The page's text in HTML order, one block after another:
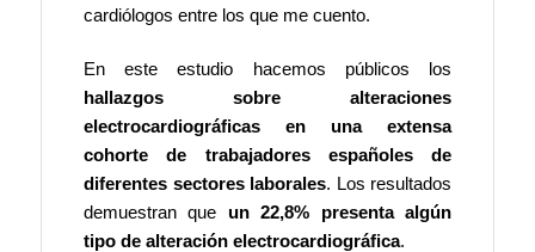
cardiólogos entre los que me cuento.
En este estudio hacemos públicos los
hallazgos sobre alteraciones
electrocardiográficas en una extensa
cohorte de trabajadores españoles de
diferentes sectores laborales. Los resultados
demuestran que un 22,8% presenta algún
tipo de alteración electrocardiográfica.